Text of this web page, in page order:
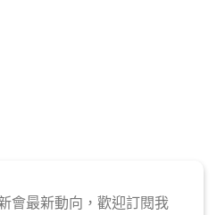
會最新動向，歡迎訂閱我